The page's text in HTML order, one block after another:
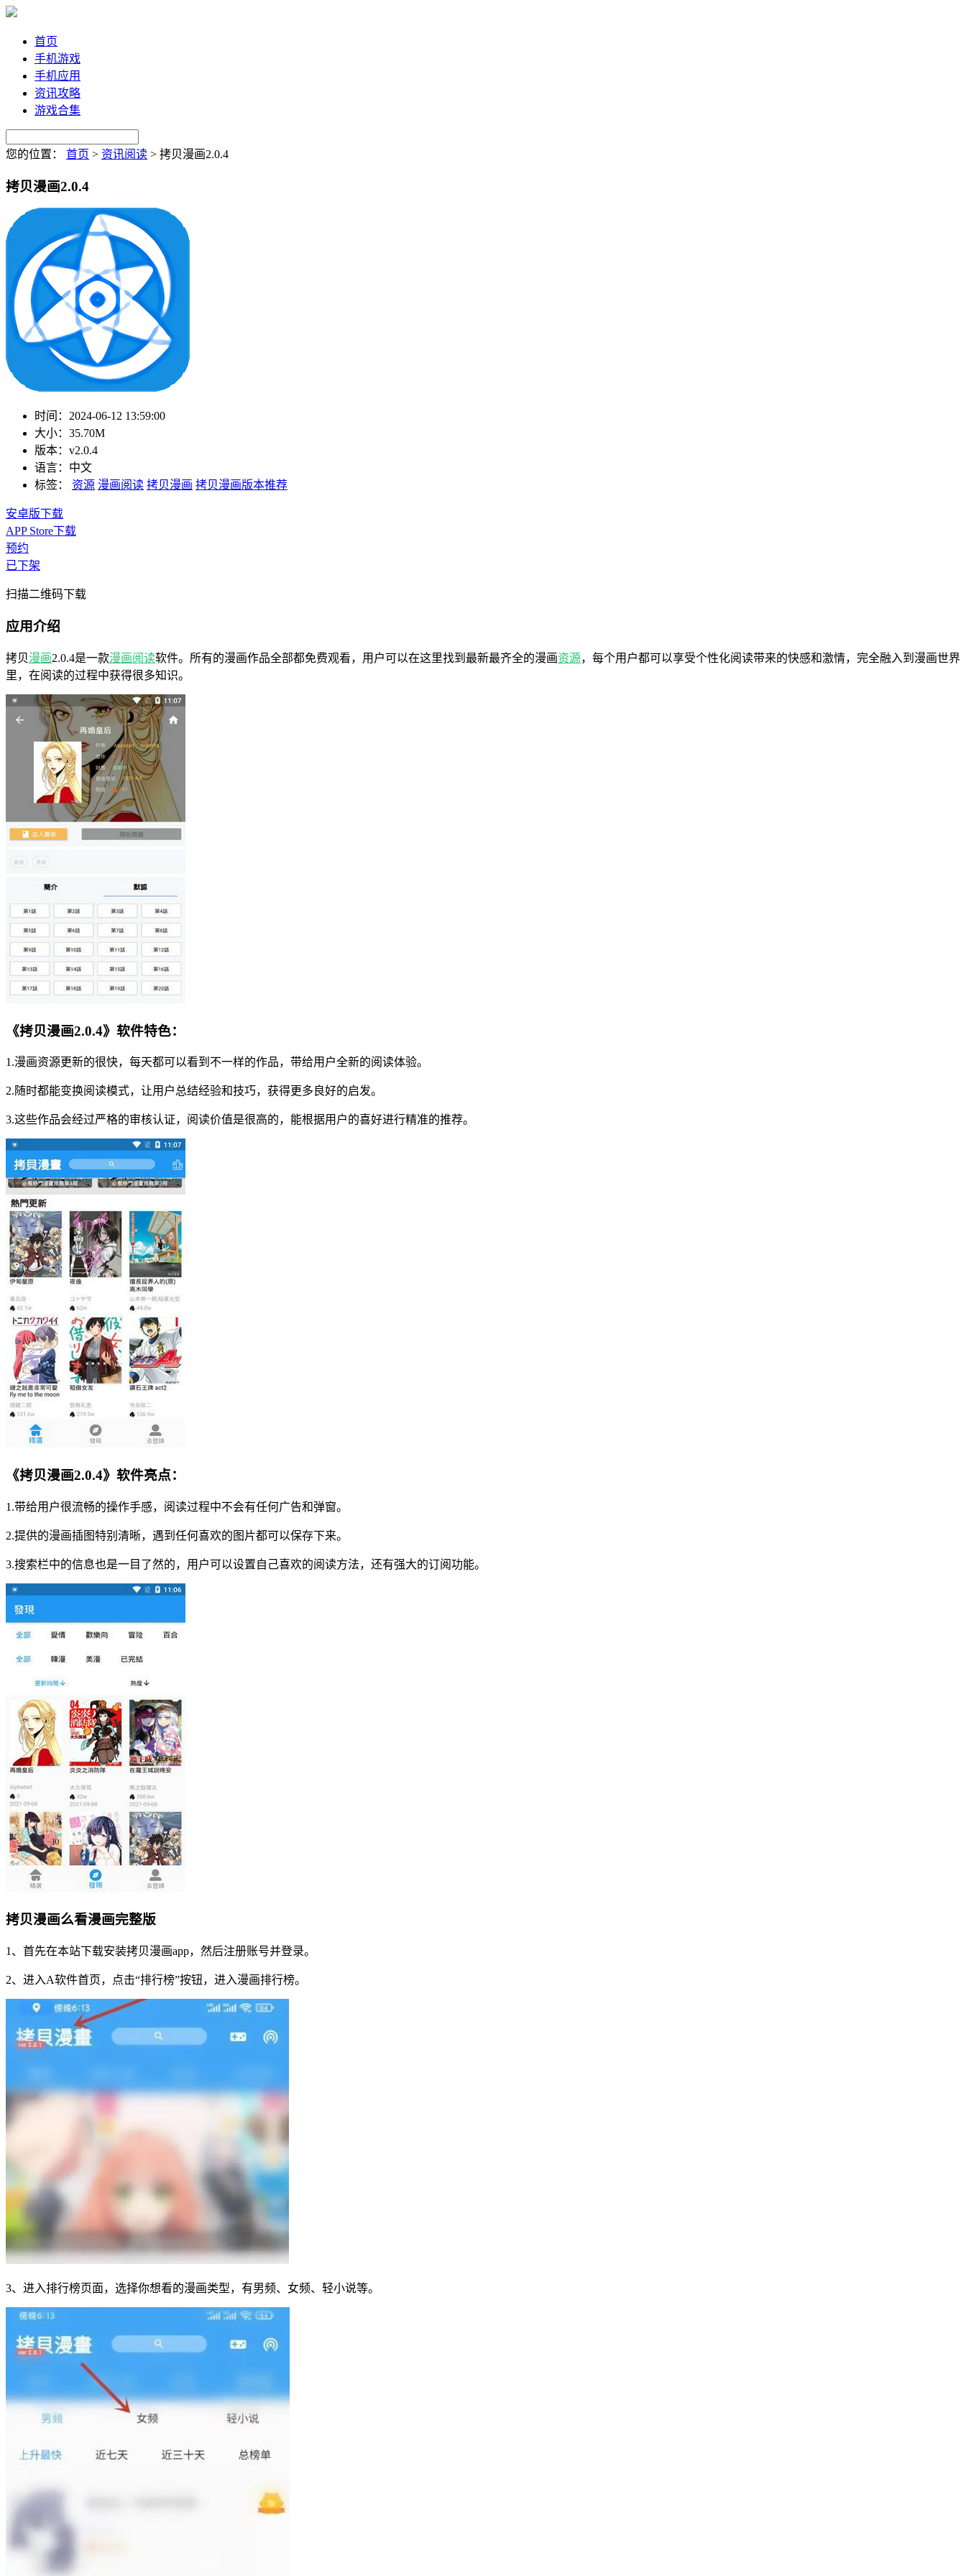
首页
手机游戏
手机应用
资讯攻略
游戏合集
您的位置： 首页 > 资讯阅读 > 拷贝漫画2.0.4
拷贝漫画2.0.4
时间： 2024-06-12 13:59:00
大小： 35.70M
版本： v2.0.4
语言： 中文
标签：
资源 漫画阅读 拷贝漫画 拷贝漫画版本推荐
安卓版下载
APP Store下载
预约
已下架
扫描二维码下载
应用介绍
拷贝漫画2.0.4是一款漫画阅读软件。所有的漫画作品全部都免费观看，用户可以在这里找到最新最齐全的漫画资源，每个用户都可以享受个性化阅读带来的快感和激情，完全融入到漫画世界
里，在阅读的过程中获得很多知识。
《拷贝漫画2.0.4》软件特色：
1.漫画资源更新的很快，每天都可以看到不一样的作品，带给用户全新的阅读体验。
2.随时都能变换阅读模式，让用户总结经验和技巧，获得更多良好的启发。
3.这些作品会经过严格的审核认证，阅读价值是很高的，能根据用户的喜好进行精准的推荐。
《拷贝漫画2.0.4》软件亮点：
1.带给用户很流畅的操作手感，阅读过程中不会有任何广告和弹窗。
2.提供的漫画插图特别清晰，遇到任何喜欢的图片都可以保存下来。
3.搜索栏中的信息也是一目了然的，用户可以设置自己喜欢的阅读方法，还有强大的订阅功能。
拷贝漫画么看漫画完整版
1、首先在本站下载安装拷贝漫画app，然后注册账号并登录。
2、进入A软件首页，点击“排行榜”按钮，进入漫画排行榜。
3、进入排行榜页面，选择你想看的漫画类型，有男频、女频、轻小说等。